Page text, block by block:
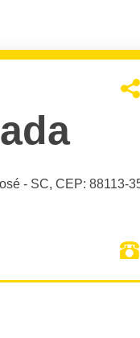
- SC, CEP: 88113-